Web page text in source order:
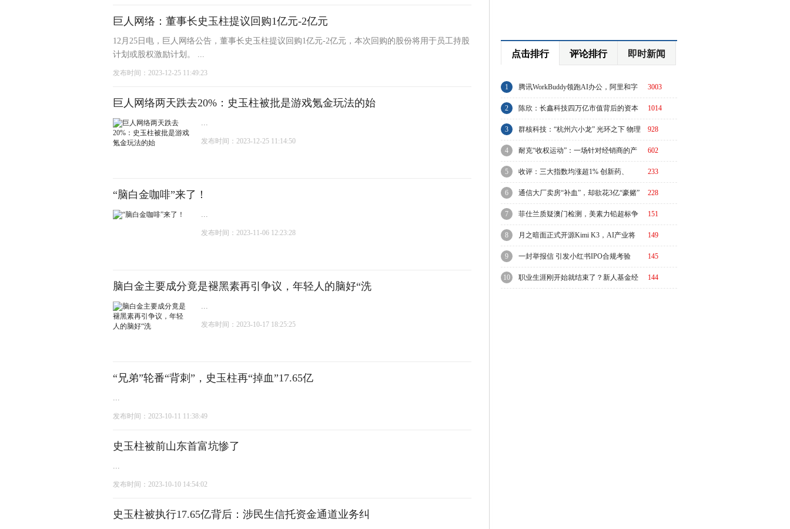
巨人网络：董事长史玉柱提议回购1亿元-2亿元
12月25日电，巨人网络公告，董事长史玉柱提议回购1亿元-2亿元，本次回购的股份将用于员工持股
计划或股权激励计划。 ...
发布时间：2023-12-25 11:49:23
巨人网络两天跌去20%：史玉柱被批是游戏氪金玩法的始
...
发布时间：2023-12-25 11:14:50
“脑白金咖啡”来了！
...
发布时间：2023-11-06 12:23:28
脑白金主要成分竟是褪黑素再引争议，年轻人的脑好“洗
...
发布时间：2023-10-17 18:25:25
“兄弟”轮番“背刺”，史玉柱再“掉血”17.65亿
...
发布时间：2023-10-11 11:38:49
史玉柱被前山东首富坑惨了
...
发布时间：2023-10-10 14:54:02
史玉柱被执行17.65亿背后：涉民生信托资金通道业务纠
点击排行 评论排行 即时新闻
3003
1 腾讯WorkBuddy领跑AI办公，阿里和字
节急了？ 1014
2 陈欣：长鑫科技四万亿市值背后的资本
与周期 928
3 群核科技：“杭州六小龙” 光环之下 物理
AI故事有水分吗？ 602
4 耐克“收权运动”：一场针对经销商的产
业链价值重估 233
5 收评：三大指数均涨超1% 创新药、
CRO概念全线走强 228
6 通信大厂卖房“补血”，却欲花3亿“豪赌”
151
7 菲仕兰质疑澳门检测，美素力铅超标争
议升级 149
8 月之暗面正式开源Kimi K3，AI产业将
迎又一个“DeepSeek时刻”冲击波？ 145
9 一封举报信 引发小红书IPO合规考验
144
10 职业生涯刚开始就结束了？新人基金经